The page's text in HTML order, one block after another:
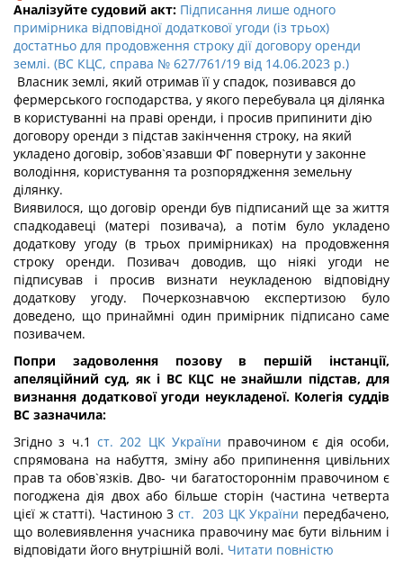
Аналізуйте судовий акт: Підписання лише одного
примірника відповідної додаткової угоди (із трьох)
достатньо для продовження строку дії договору оренди
землі. (ВС КЦС, справа № 627/761/19 від 14.06.2023 р.)
Власник землі, який отримав її у спадок, позивався до
фермерського господарства, у якого перебувала ця ділянка
в користуванні на праві оренди, і просив припинити дію
договору оренди з підстав закінчення строку, на який
укладено договір, зобов`язавши ФГ повернути у законне
володіння, користування та розпорядження земельну
ділянку.
Виявилося, що договір оренди був підписаний ще за життя
спадкодавеці (матері позивача), а потім було укладено
додаткову угоду (в трьох примірниках) на продовження
строку оренди. Позивач доводив, що ніякі угоди не
підписував і просив визнати неукладеною відповідну
додаткову угоду. Почеркознавчою експертизою було
доведено, що принаймні один примірник підписано саме
позивачем.
Попри задоволення позову в першій інстанції,
апеляційний суд, як і ВС КЦС не знайшли підстав, для
визнання додаткової угоди неукладеної. Колегія суддів
ВС зазначила:
Згідно з ч.1 ст. 202 ЦК України правочином є дія особи,
спрямована на набуття, зміну або припинення цивільних
прав та обов`язків. Дво- чи багатостороннім правочином є
погоджена дія двох або більше сторін (частина четверта
цієї ж статті). Частиною 3 ст. 203 ЦК України передбачено,
що волевиявлення учасника правочину має бути вільним і
відповідати його внутрішній волі. Читати повністю